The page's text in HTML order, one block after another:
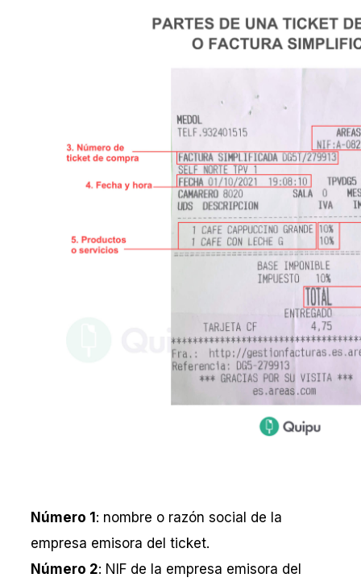
Número 1 : nombre o razón social de la
empresa emisora del ticket.
Número 2: NIF de la empresa emisora del